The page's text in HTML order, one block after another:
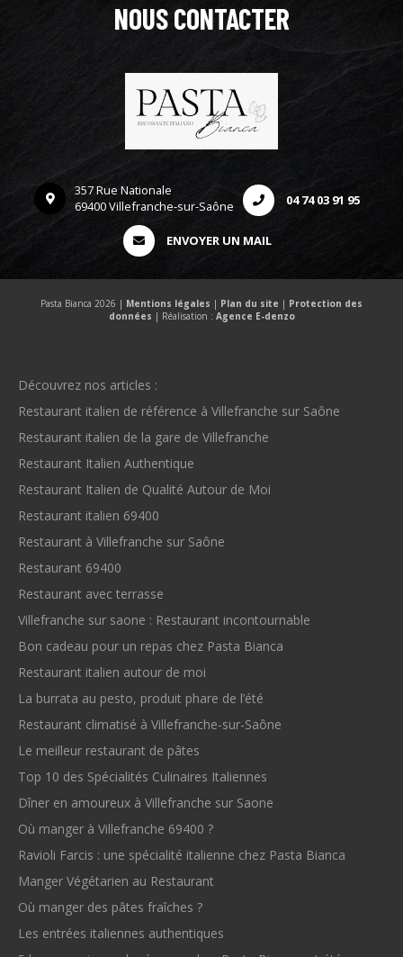
NOUS CONTACTER
357 Rue Nationale
69400 Villefranche-sur-Saône
04 74 03 91 95
ENVOYER UN MAIL
Pasta Bianca 2026 | Mentions légales | Plan du site | Protection des
données | Réalisation : Agence E-denzo
Découvrez nos articles :
Restaurant italien de référence à Villefranche sur Saône
Restaurant italien de la gare de Villefranche
Restaurant Italien Authentique
Restaurant Italien de Qualité Autour de Moi
Restaurant italien 69400
Restaurant à Villefranche sur Saône
Restaurant 69400
Restaurant avec terrasse
Villefranche sur saone : Restaurant incontournable
Bon cadeau pour un repas chez Pasta Bianca
Restaurant italien autour de moi
La burrata au pesto, produit phare de l’été
Restaurant climatisé à Villefranche-sur-Saône
Le meilleur restaurant de pâtes
Top 10 des Spécialités Culinaires Italiennes
Dîner en amoureux à Villefranche sur Saone
Où manger à Villefranche 69400 ?
Ravioli Farcis : une spécialité italienne chez Pasta Bianca
Manger Végétarien au Restaurant
Où manger des pâtes fraîches ?
Les entrées italiennes authentiques